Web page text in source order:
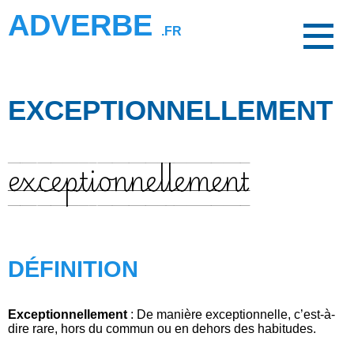
ADVERBE .FR
EXCEPTIONNELLEMENT
exceptionnellement
DÉFINITION
Exceptionnellement : De manière exceptionnelle, c’est-à-
dire rare, hors du commun ou en dehors des habitudes.